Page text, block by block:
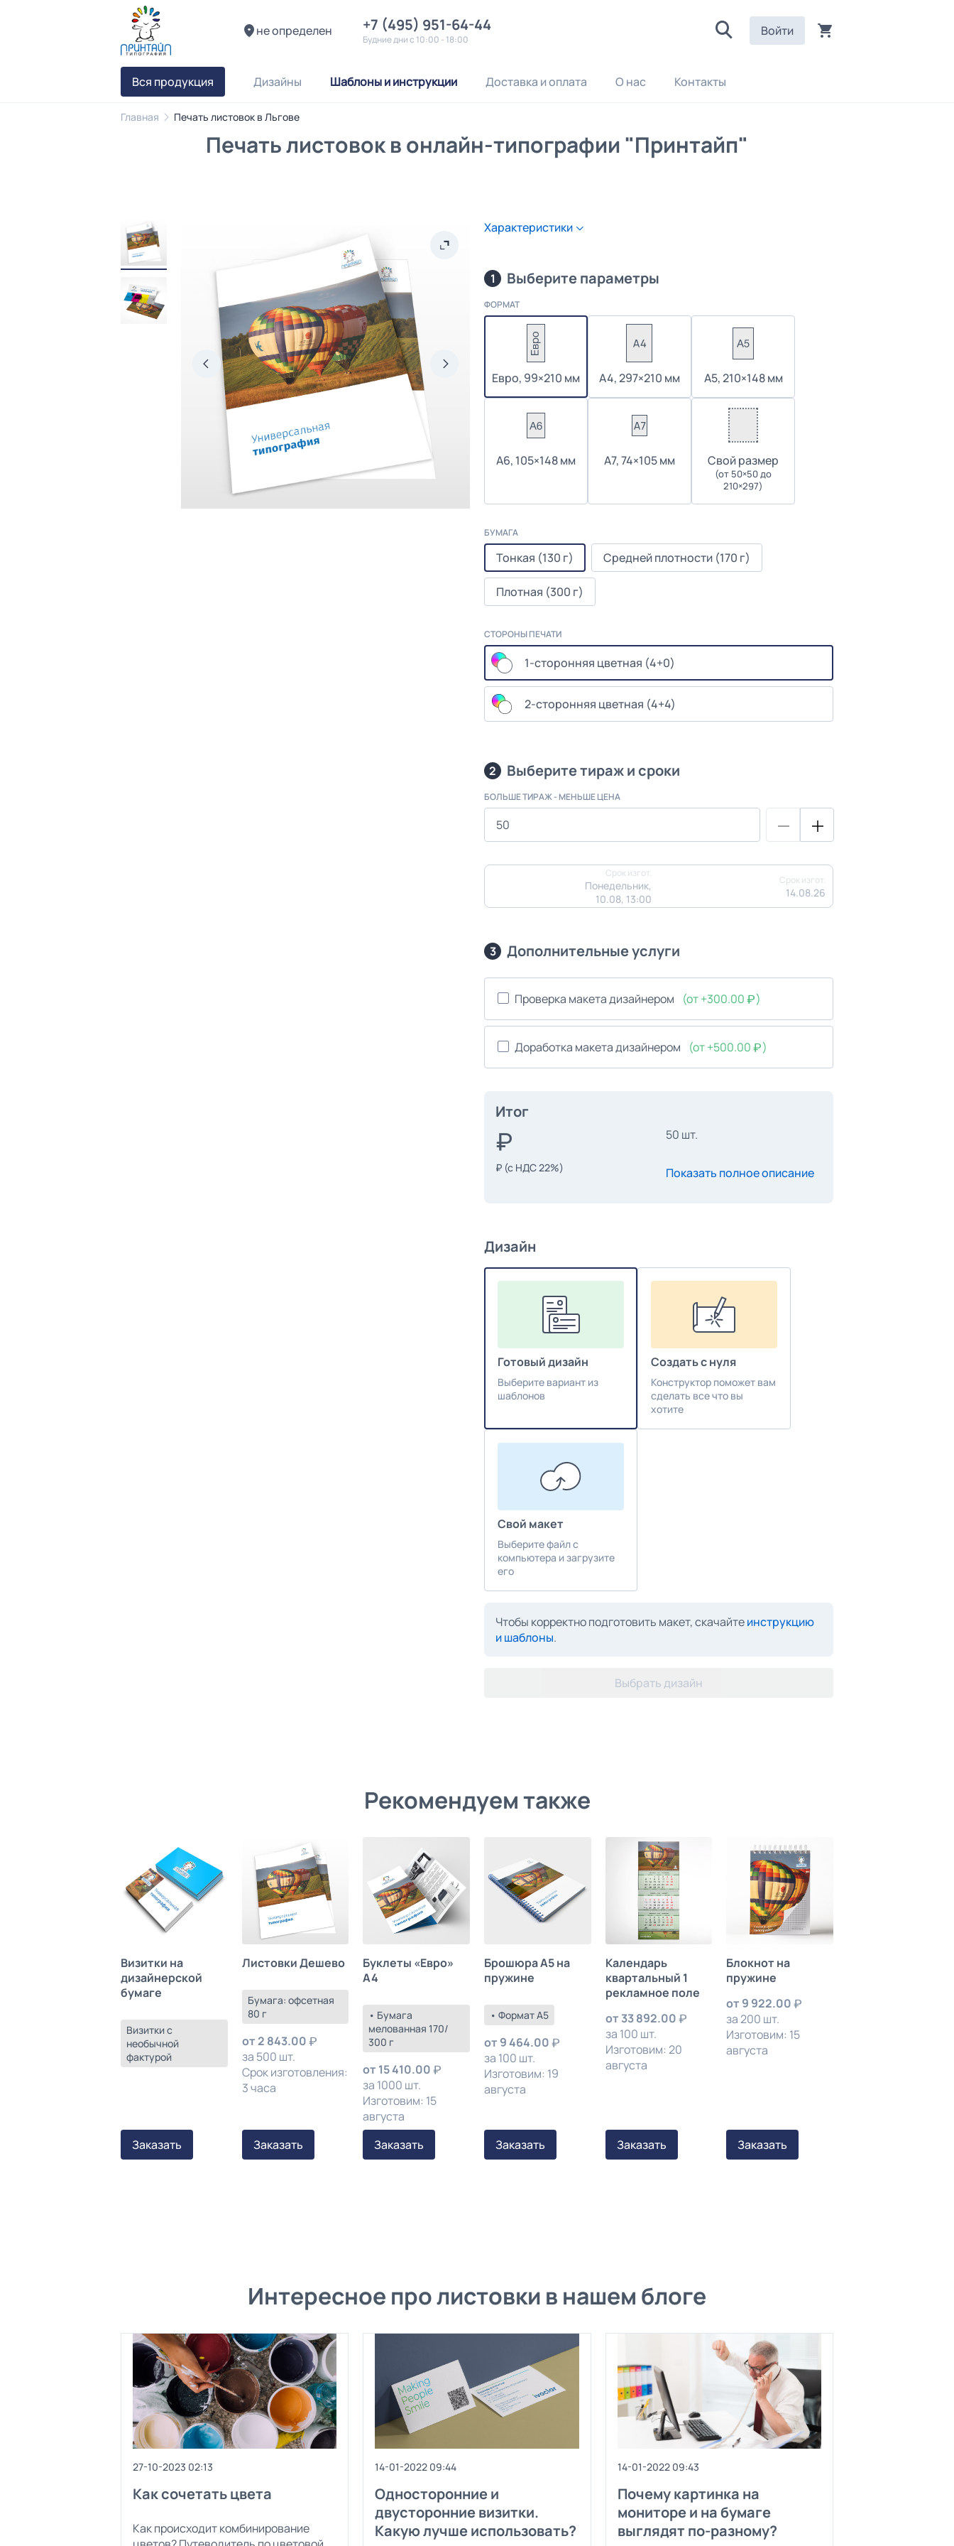
не определен +7 (495) 951-64-44
Будние дни с 10:00 - 18:00
Войти
Вся продукция Дизайны Шаблоны и инструкции Доставка и оплата О нас Контакты
Главная Печать листовок в Льгове
Печать листовок в онлайн-типографии "Принтайп"
Характеристики
1 Выберите параметры
ФОРМАТ
Евро, 99×210 мм А4, 297×210 мм А5, 210×148 мм
А6, 105×148 мм А7, 74×105 мм Cвой размер
(от 50×50 до
210×297)
БУМАГА
Тонкая (130 г) Средней плотности (170 г)
Плотная (300 г)
СТОРОНЫ ПЕЧАТИ
1-сторонняя цветная (4+0)
2-сторонняя цветная (4+4)
2 Выберите тираж и сроки
БОЛЬШЕ ТИРАЖ - МЕНЬШЕ ЦЕНА
Срок изгот.
Понедельник,
10.08, 13:00
Срок изгот.
14.08.26
3 Дополнительные услуги
Проверка макета дизайнером (от +300.00 )
Доработка макета дизайнером (от +500.00 )
Итог
₽ (с НДС 22%)
50 шт.
Показать полное описание
Дизайн
Готовый дизайн
Выберите вариант из
шаблонов
Создать с нуля
Конструктор поможет вам
сделать все что вы
хотите
Свой макет
Выберите файл с
компьютера и загрузите
его
Чтобы корректно подготовить макет, скачайтеинструкцию
и шаблоны.
Выбрать дизайн
Рекомендуем также
Визитки на
дизайнерской
бумаге
Визитки с
необычной
фактурой
Заказать
Листовки Дешево
Бумага: офсетная
80 г
от2 843.00
за 500 шт.
Срок изготовления:
3 часа
Заказать
Буклеты «Евро»
А4
• Бумага
мелованная 170/
300 г
от 15 410.00
за 1000 шт.
Изготовим: 15
августа
Заказать
Брошюра А5 на
пружине
• Формат А5
от 9 464.00
за 100 шт.
Изготовим: 19
августа
Заказать
Календарь
квартальный 1
рекламное поле
от 33 892.00
за 100 шт.
Изготовим: 20
августа
Заказать
Блокнот на
пружине
от 9 922.00
за 200 шт.
Изготовим: 15
августа
Заказать
Интересное про листовки в нашем блоге
27-10-2023 02:13
Как сочетать цвета
Как происходит комбинирование
14-01-2022 09:44
Односторонние и
двусторонние визитки.
Какую лучше использовать?
14-01-2022 09:43
Почему картинка на
мониторе и на бумаге
выглядят по-разному?